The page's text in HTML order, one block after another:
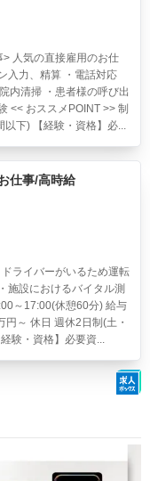
> 人気の直接雇用のお仕
入力、精算 ・電話対応
内清掃 ・患者様の呼び出
<< おススメPOINT >> 制
以下) 【経験・資格】必...
仕事/高時給
ライバーがいるため運転
施設におけるバイタル測
～17:00(休憩60分) 給与
～ 休日 週休2日制(土・
験・資格】必要資...